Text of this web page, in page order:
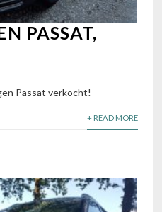
PASSAT,
Passat verkocht!
+ READ MORE